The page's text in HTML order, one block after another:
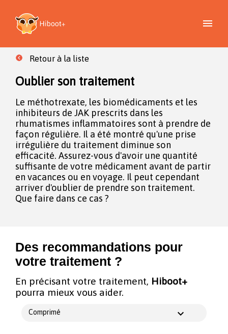
Retour à la liste
Oublier son traitement
Le méthotrexate, les biomédicaments et les
inhibiteurs de JAK prescrits dans les
rhumatismes inflammatoires sont à prendre de
façon régulière. Il a été montré qu'une prise
irrégulière du traitement diminue son
efficacité. Assurez-vous d'avoir une quantité
suffisante de votre médicament avant de partir
en vacances ou en voyage. Il peut cependant
arriver d'oublier de prendre son traitement.
Que faire dans ce cas ?
Des recommandations pour
votre traitement ?
En précisant votre traitement, Hiboot+
pourra mieux vous aider.
Comprimé